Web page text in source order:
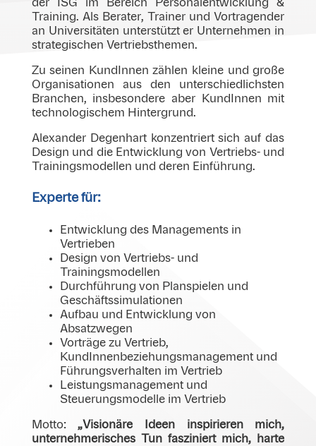
der ISG im Bereich Personalentwicklung &
Training. Als Berater, Trainer und Vortragender
an Universitäten unterstützt er Unternehmen in
strategischen Vertriebsthemen.
Zu seinen KundInnen zählen kleine und große
Organisationen aus den unterschiedlichsten
Branchen, insbesondere aber KundInnen mit
technologischem Hintergrund.
Alexander Degenhart konzentriert sich auf das
Design und die Entwicklung von Vertriebs- und
Trainingsmodellen und deren Einführung.
Experte für:
Entwicklung des Managements in
Vertrieben
Design von Vertriebs- und
Trainingsmodellen
Durchführung von Planspielen und
Geschäftssimulationen
Aufbau und Entwicklung von
Absatzwegen
Vorträge zu Vertrieb,
KundInnenbeziehungsmanagement und
Führungsverhalten im Vertrieb
Leistungsmanagement und
Steuerungsmodelle im Vertrieb
Motto:„Visionäre Ideen inspirieren mich,
unternehmerisches Tun fasziniert mich, harte